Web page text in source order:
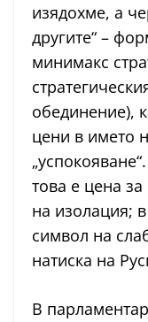
изядохме, а
другите“ –
минимакс
обединение),
цени в името
това е цена
на изолация;
символ на
натиска на
В